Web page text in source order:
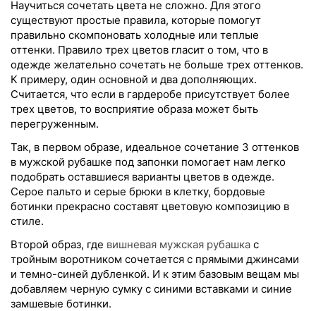
Научиться сочетать цвета не сложно. Для этого
существуют простые правила, которые помогут
правильно скомпоновать холодные или теплые
оттенки. Правило трех цветов гласит о том, что в
одежде желательно сочетать не больше трех оттенков.
К примеру, один основной и два дополняющих.
Считается, что если в гардеробе присутствует более
трех цветов, то восприятие образа может быть
перегруженным.
Так, в первом образе, идеальное сочетание 3 оттенков
в мужской рубашке под запонки помогает нам легко
подобрать оставшиеся варианты цветов в одежде.
Серое пальто и серые брюки в клетку, бордовые
ботинки прекрасно составят цветовую композицию в
стиле.
Второй образ, где вишневая мужская рубашка с
тройным воротником сочетается с прямыми джинсами
и темно-синей дубленкой. И к этим базовым вещам мы
добавляем черную сумку с синими вставками и синие
замшевые ботинки.